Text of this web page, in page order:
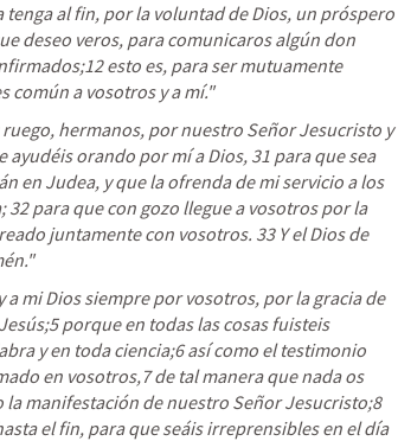
tenga al fin, por la voluntad de Dios, un próspero
deseo veros, para comunicaros algún don
esto es, para ser mutuamente
común a vosotros y a mí."
ruego, hermanos, por nuestro Señor Jesucristo y
ayudéis orando por mí a Dios, 31 para que sea
en Judea, y que la ofrenda de mi servicio a los
32 para que con gozo llegue a vosotros por la
juntamente con vosotros. 33 Y el Dios de
a mi Dios siempre por vosotros, por la gracia de
porque en todas las cosas fuisteis
y en toda ciencia;6 así como el testimonio
en vosotros,7 de tal manera que nada os
manifestación de nuestro Señor Jesucristo;8
el fin, para que seáis irreprensibles en el día